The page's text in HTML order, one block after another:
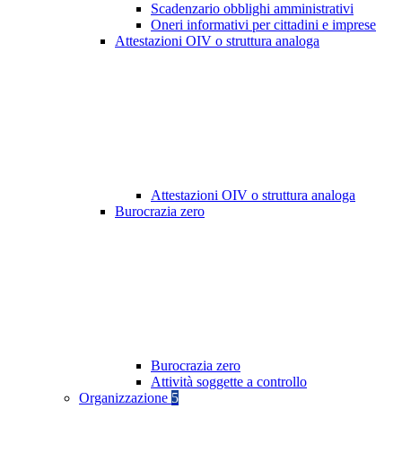
Scadenzario obblighi amministrativi
Oneri informativi per cittadini e imprese
Attestazioni OIV o struttura analoga
Attestazioni OIV o struttura analoga
Burocrazia zero
Burocrazia zero
Attività soggette a controllo
Organizzazione 5